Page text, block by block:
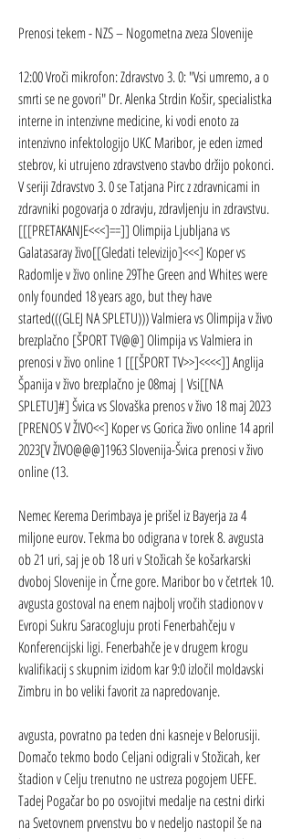
Prenosi tekem - NZS – Nogometna zveza Slovenije
12:00 Vroči mikrofon: Zdravstvo 3. 0: "Vsi umremo, a o
smrti se ne govori" Dr. Alenka Strdin Košir, specialistka
interne in intenzivne medicine, ki vodi enoto za
intenzivno infektologijo UKC Maribor, je eden izmed
stebrov, ki utrujeno zdravstveno stavbo držijo pokonci.
V seriji Zdravstvo 3. 0 se Tatjana Pirc z zdravnicami in
zdravniki pogovarja o zdravju, zdravljenju in zdravstvu.
[[[PRETAKANJE<<<]==]] Olimpija Ljubljana vs
Galatasaray živo[[Gledati televizijo]<<<] Koper vs
Radomlje v živo online 29The Green and Whites were
only founded 18 years ago, but they have
started(((GLEJ NA SPLETU))) Valmiera vs Olimpija v živo
brezplačno [ŠPORT TV@@] Olimpija vs Valmiera in
prenosi v živo online 1 [[[ŠPORT TV>>]<<<<]] Anglija
Španija v živo brezplačno je 08maj | Vsi[[NA
SPLETU]#] Švica vs Slovaška prenos v živo 18 maj 2023
[PRENOS V ŽIVO<<] Koper vs Gorica živo online 14 april
2023[V ŽIVO@@@]1963 Slovenija-Švica prenosi v živo
online (13.
Nemec Kerema Derimbaya je prišel iz Bayerja za 4
miljone eurov. Tekma bo odigrana v torek 8. avgusta
ob 21 uri, saj je ob 18 uri v Stožicah še košarkarski
dvoboj Slovenije in Črne gore. Maribor bo v četrtek 10.
avgusta gostoval na enem najbolj vročih stadionov v
Evropi Sukru Saracogluju proti Fenerbahčeju v
Konferencijski ligi. Fenerbahče je v drugem krogu
kvalifikacij s skupnim izidom kar 9:0 izločil moldavski
Zimbru in bo veliki favorit za napredovanje.
avgusta, povratno pa teden dni kasneje v Belorusiji.
Domačo tekmo bodo Celjani odigrali v Stožicah, ker
štadion v Celju trenutno ne ustreza pogojem UEFE.
Tadej Pogačar bo po osvojitvi medalje na cestni dirki
na Svetovnem prvenstvu bo v nedeljo nastopil še na